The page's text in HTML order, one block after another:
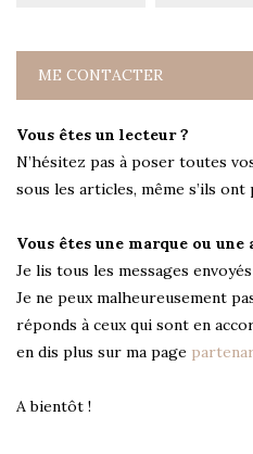
ME CONTACTER
Vous êtes un lecteur ?
N’hésitez pas à poser toutes
sous les articles, même s’ils ont
Vous êtes une marque ou une
Je lis tous les messages
Je ne peux malheureusement
réponds à ceux qui sont en
en dis plus sur ma page
A bientôt !